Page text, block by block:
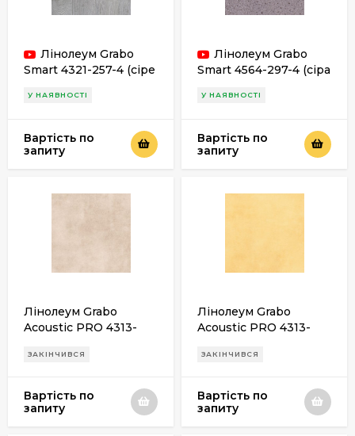
Лінолеум Grabo
Smart 4321-257-4 (сіре
У НАЯВНОСТІ
Вартість по
запиту
Лінолеум Grabo
Smart 4564-297-4 (сіра
У НАЯВНОСТІ
Вартість по
запиту
Лінолеум Grabo
Acoustic PRO 4313-
ЗАКІНЧИВСЯ
Вартість по
запиту
Лінолеум Grabo
Acoustic PRO 4313-
ЗАКІНЧИВСЯ
Вартість по
запиту